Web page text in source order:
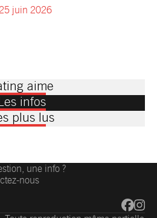
25 juin 2026
aime
infos
plus lus
une info ?
nous